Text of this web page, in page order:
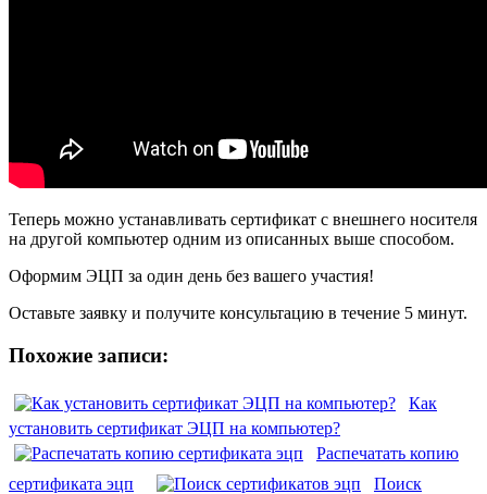
Теперь можно устанавливать сертификат с внешнего носителя
на другой компьютер одним из описанных выше способом.
Оформим ЭЦП за один день без вашего участия!
Оставьте заявку и получите консультацию в течение 5 минут.
Похожие записи:
Как
установить сертификат ЭЦП на компьютер?
Распечатать копию
сертификата эцп
Поиск